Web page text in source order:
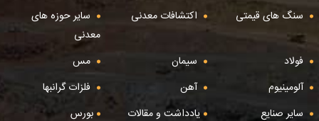
سنگ های قیمتی
اکتشافات معدنی
سایر حوزه های
معدنی
فولاد
سیمان
مس
آلومینیوم
آهن
فلزات گرانبها
سایر صنایع
یادداشت و مقالات بورس